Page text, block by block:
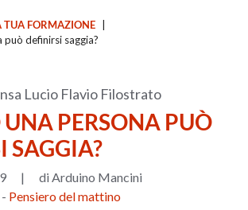
TUA FORMAZIONE
definirsi saggia?
Lucio Flavio Filostrato
PERSONA PUÒ
SAGGIA?
|
di Arduino Mancini
- Pensiero del mattino